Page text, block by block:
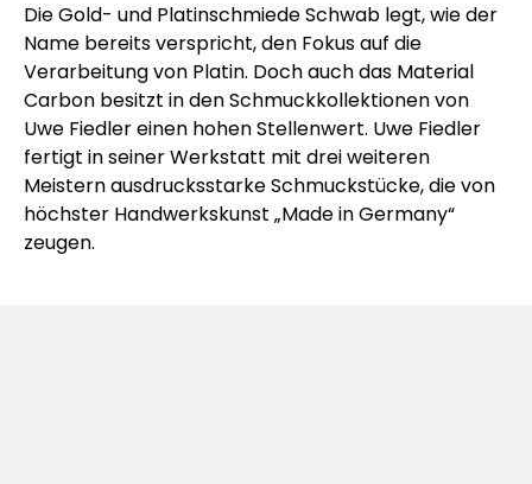
Die Gold- und Platinschmiede Schwab legt, wie der
Name bereits verspricht, den Fokus auf die
Verarbeitung von Platin. Doch auch das Material
Carbon besitzt in den Schmuckkollektionen von
Uwe Fiedler einen hohen Stellenwert. Uwe Fiedler
fertigt in seiner Werkstatt mit drei weiteren
Meistern ausdrucksstarke Schmuckstücke, die von
höchster Handwerkskunst „Made in Germany“
zeugen.